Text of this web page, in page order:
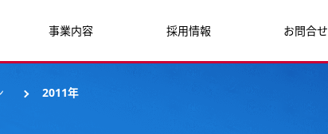
事業内容 採用情報 お問合せ
2011年